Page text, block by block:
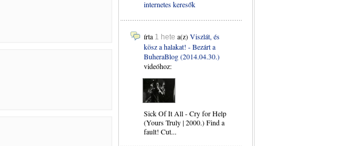
internetes keresők
írta 1 hete a(z)Viszlát, és
kösz a halakat! - Bezárt a
BuheraBlog (2014.04.30.)
videóhoz:
Sick Of It All - Cry for Help
(Yours Truly | 2000.) Find a
fault! Cut...